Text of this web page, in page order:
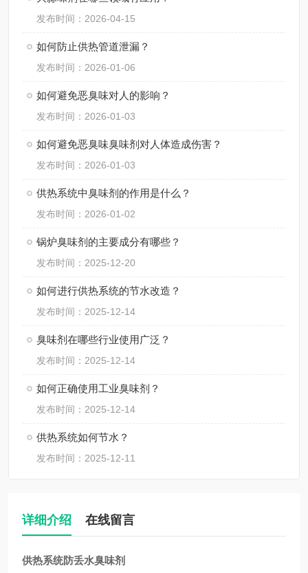
发布时间：2026-04-15
如何防止供热管道泄漏？
发布时间：2026-01-06
如何避免恶臭味对人的影响？
发布时间：2026-01-03
如何避免恶臭味臭味剂对人体造成伤害？
发布时间：2026-01-03
供热系统中臭味剂的作用是什么？
发布时间：2026-01-02
锅炉臭味剂的主要成分有哪些？
发布时间：2025-12-20
如何进行供热系统的节水改造？
发布时间：2025-12-14
臭味剂在哪些行业使用广泛？
发布时间：2025-12-14
如何正确使用工业臭味剂？
发布时间：2025-12-14
供热系统如何节水？
发布时间：2025-12-11
详细介绍 在线留言
供热系统防丢水臭味剂